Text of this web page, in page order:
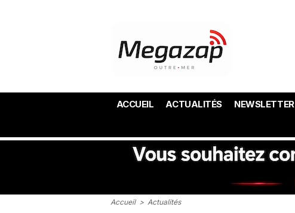
ACCUEIL ACTUALITÉS NEWSLETTER
Accueil > Actualités